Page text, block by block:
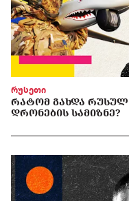
რუსეთი
ᲠᲐᲢᲝᲛ ᲒᲐᲮᲓᲐ
ᲓᲠᲝᲜᲔᲑᲘᲡ ᲡᲐᲛᲘᲖᲜᲔ?